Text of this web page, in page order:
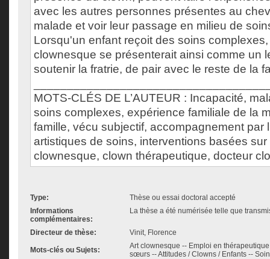
avec les autres personnes présentes au
malade et voir leur passage en milieu de
Lorsqu'un enfant reçoit des soins
clownesque se présenterait ainsi comme un
soutenir la fratrie, de pair avec le reste de la
MOTS-CLÉS DE L’AUTEUR : Incapacité,
soins complexes, expérience familiale de la
famille, vécu subjectif, accompagnement par
artistiques de soins, interventions basées sur
clownesque, clown thérapeutique, docteur
Type:
Thèse ou essai doctoral accepté
Informations
complémentaires:
La thèse a été numérisée telle que
Directeur de thèse: Vinit, Florence
Mots-clés ou Sujets:
Art clownesque -- Emploi en
sœurs -- Attitudes / Clowns / Enfants --